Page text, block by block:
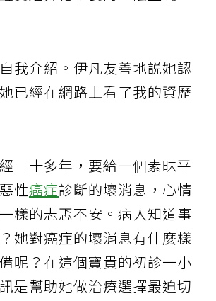
我介紹。伊凡友善地説她認
已經在網路上看了我的資歷
三十多年，要給一個素昧平
性癌症診斷的壞消息，心情
樣的忐忑不安。病人知道事
她對癌症的壞消息有什麼樣
呢？在這個寶貴的初診一小
是幫助她做治療選擇最迫切